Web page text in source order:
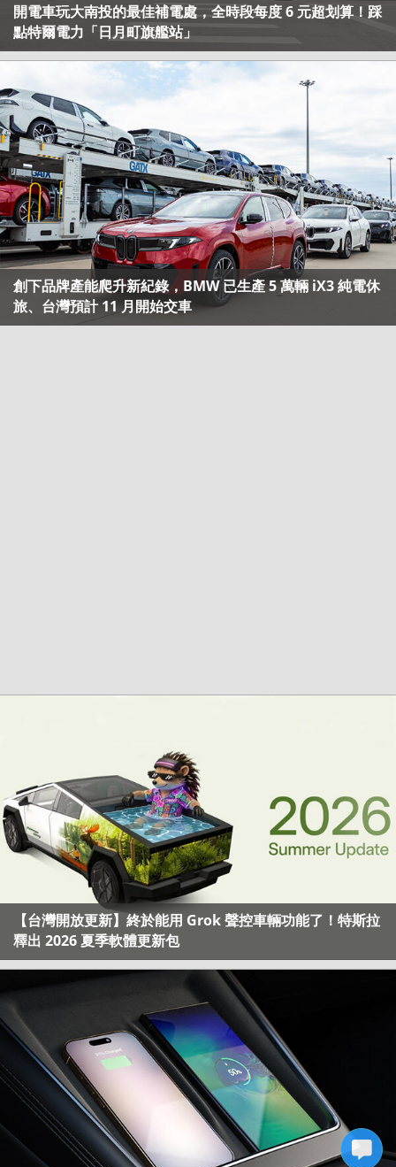
開電車玩大南投的最佳補電處，全時段每度 6 元超划算！踩
點特爾電力「日月町旗艦站」
創下品牌產能爬升新紀錄，BMW 已生產 5 萬輛 iX3 純電休
旅、台灣預計 11 月開始交車
【台灣開放更新】終於能用 Grok 聲控車輛功能了！特斯拉
釋出 2026 夏季軟體更新包